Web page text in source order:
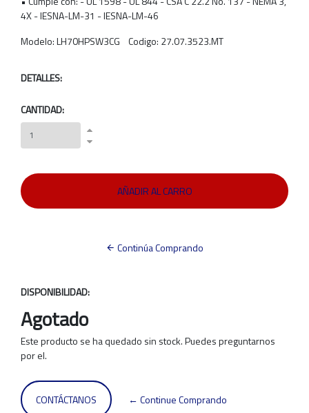
4X - IESNA-LM-31 - IESNA-LM-46
Modelo: LH70HPSW3CG Codigo: 27.07.3523.MT
DETALLES:
CANTIDAD:
Continúa Comprando
DISPONIBILIDAD:
Agotado
Este producto se ha quedado sin stock. Puedes preguntarnos
por el.
CONTÁCTANOS ← Continue Comprando